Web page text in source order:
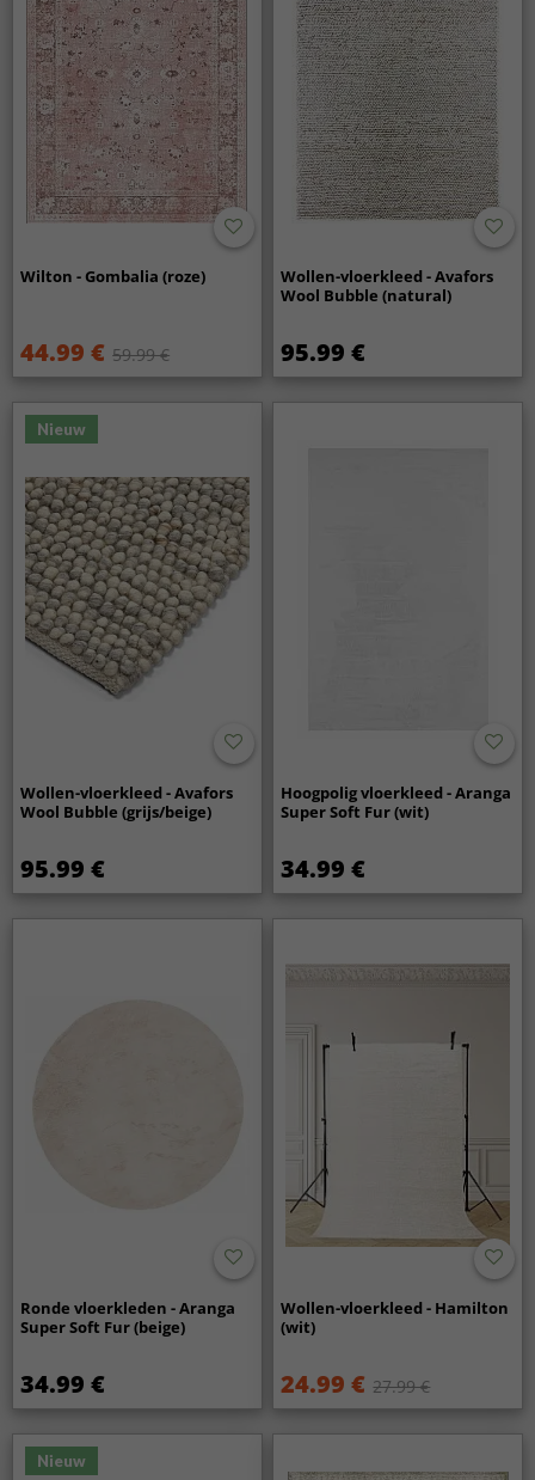
Wilton - Gombalia (roze)
44.99 € 59.99 €
Wollen-vloerkleed - Avafors
Wool Bubble (natural)
95.99 €
Nieuw
Wollen-vloerkleed - Avafors
Wool Bubble (grijs/beige)
95.99 €
Hoogpolig vloerkleed - Aranga
Super Soft Fur (wit)
34.99 €
Ronde vloerkleden - Aranga
Super Soft Fur (beige)
34.99 €
Wollen-vloerkleed - Hamilton
(wit)
24.99 € 27.99 €
Nieuw